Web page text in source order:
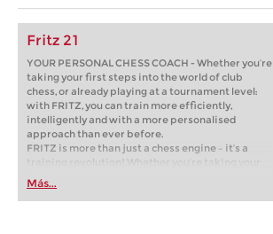
Fritz 21
YOUR PERSONAL CHESS COACH - Whether you’re
taking your first steps into the world of club
chess, or already playing at a tournament level:
with FRITZ, you can train more efficiently,
intelligently and with a more personalised
approach than ever before.
FRITZ is more than just a chess engine – it’s a
training revolution! Whether you’re taking your
first steps into the world of club chess, or already
playing at a tournament level: with FRITZ, you can
train more efficiently, intelligently and with a
Más...